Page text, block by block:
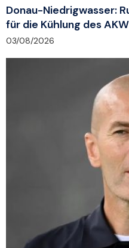
Donau-Niedrigwasser:
für die Kühlung des
03/08/2026